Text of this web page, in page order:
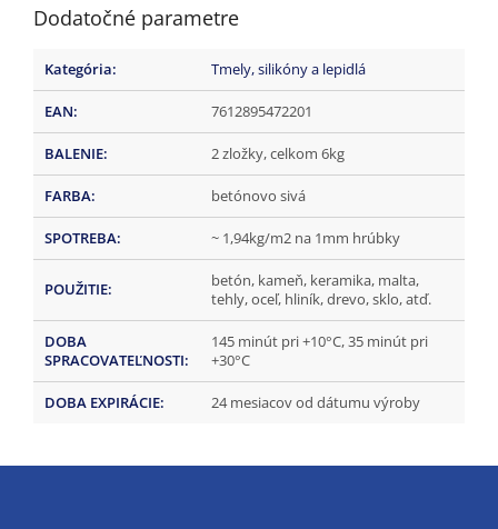
Dodatočné parametre
Kategória: Tmely, silikóny a lepidlá
EAN: 7612895472201
BALENIE: 2 zložky, celkom 6kg
FARBA: betónovo sivá
SPOTREBA: ~ 1,94kg/m2 na 1mm hrúbky
POUŽITIE:
betón, kameň, keramika, malta,
tehly, oceľ, hliník, drevo, sklo, atď.
DOBA
SPRACOVATEĽNOSTI:
145 minút pri +10°C, 35 minút pri
+30°C
DOBA EXPIRÁCIE: 24 mesiacov od dátumu výroby